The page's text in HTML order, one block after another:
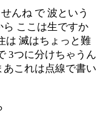
んね で 波という
ここは生ですか
は 滅はちょっと難
3つに分けちゃうん
これは点線で書い